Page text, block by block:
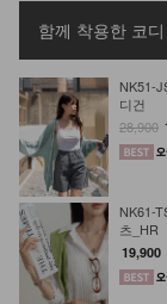
함께 착용한 코
NK51-
디건
28,900
NK61-
츠_HR
19,900